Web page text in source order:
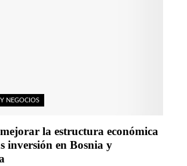
Y NEGOCIOS
la estructura económica
inversión en Bosnia y